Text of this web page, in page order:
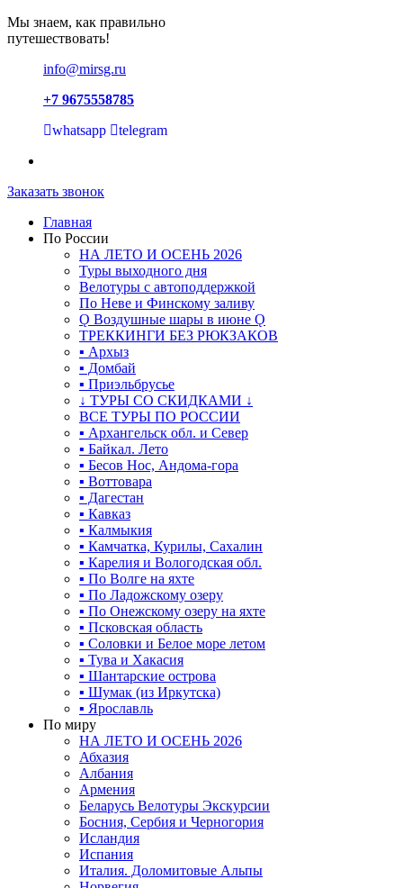
Мы знаем, как правильно
путешествовать!
info@mirsg.ru
+7 9675558785
whatsapp
telegram
Заказать звонок
Главная
По России
НА ЛЕТО И ОСЕНЬ 2026
Туры выходного дня
Велотуры с автоподдержкой
По Неве и Финскому заливу
Ǫ Воздушные шары в июне Ǫ
ТРЕККИНГИ БЕЗ РЮКЗАКОВ
▪ Архыз
▪ Домбай
▪ Приэльбрусье
↓ ТУРЫ СО СКИДКАМИ ↓
ВСЕ ТУРЫ ПО РОССИИ
▪ Архангельск обл. и Север
▪ Байкал. Лето
▪ Бесов Нос, Андома-гора
▪ Воттовара
▪ Дагестан
▪ Кавказ
▪ Калмыкия
▪ Камчатка, Курилы, Сахалин
▪ Карелия и Вологодская обл.
▪ По Волге на яхте
▪ По Ладожскому озеру
▪ По Онежскому озеру на яхте
▪ Псковская область
▪ Соловки и Белое море летом
▪ Тува и Хакасия
▪ Шантарские острова
▪ Шумак (из Иркутска)
▪ Ярославль
По миру
НА ЛЕТО И ОСЕНЬ 2026
Абхазия
Албания
Армения
Беларусь Велотуры Экскурсии
Босния, Сербия и Черногория
Исландия
Испания
Италия. Доломитовые Альпы